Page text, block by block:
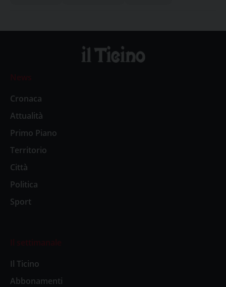
News
Cronaca
Attualità
Primo Piano
Territorio
Città
Politica
Sport
Il settimanale
Il Ticino
Abbonamenti